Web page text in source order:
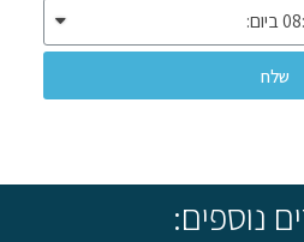
שלח
נוספים: